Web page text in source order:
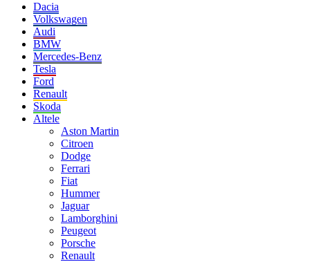
Dacia
Volkswagen
Audi
BMW
Mercedes-Benz
Tesla
Ford
Renault
Skoda
Altele
Aston Martin
Citroen
Dodge
Ferrari
Fiat
Hummer
Jaguar
Lamborghini
Peugeot
Porsche
Renault